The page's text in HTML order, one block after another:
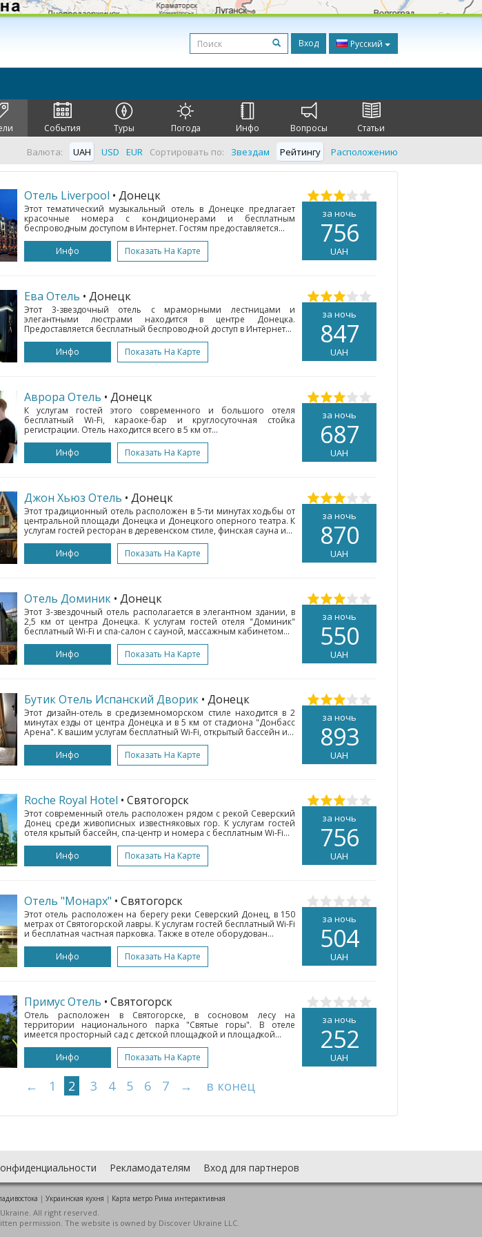
Вход Русский
События Туры Погода Инфо Вопросы Статьи
Сортировать по: Звездам Рейтингу Расположению
Валюта: UAH USD EUR
за ночь
756
UAH
Отель Liverpool • Донецк
Этот тематический музыкальный отель в Донецке предлагает
красочные номера с кондиционерами и бесплатным
беспроводным доступом в Интернет. Гостям предоставляется...
Инфо
Показать На Карте
за ночь
847
UAH
Ева Отель • Донецк
Этот 3-звездочный отель с мраморными лестницами и
элегантными люстрами находится в центре Донецка.
Предоставляется бесплатный беспроводной доступ в Интернет...
Инфо
Показать На Карте
за ночь
687
UAH
Аврора Отель • Донецк
К услугам гостей этого современного и большого отеля
бесплатный Wi-Fi, караоке-бар и круглосуточная стойка
регистрации. Отель находится всего в 5 км от...
Инфо
Показать На Карте
за ночь
870
UAH
Джон Хьюз Отель • Донецк
Этот традиционный отель расположен в 5-ти минутах ходьбы от
центральной площади Донецка и Донецкого оперного театра. К
услугам гостей ресторан в деревенском стиле, финская сауна и...
Инфо
Показать На Карте
за ночь
550
UAH
Отель Доминик • Донецк
Этот 3-звездочный отель располагается в элегантном здании, в
2,5 км от центра Донецка. К услугам гостей отеля "Доминик"
бесплатный Wi-Fi и спа-салон с сауной, массажным кабинетом...
Инфо
Показать На Карте
за ночь
893
UAH
Бутик Отель Испанский Дворик • Донецк
Этот дизайн-отель в средиземноморском стиле находится в 2
минутах езды от центра Донецка и в 5 км от стадиона "Донбасс
Арена". К вашим услугам бесплатный Wi-Fi, открытый бассейн и...
Инфо
Показать На Карте
за ночь
756
UAH
Roche Royal Hotel • Святогорск
Этот современный отель расположен рядом с рекой Северский
Донец среди живописных известняковых гор. К услугам гостей
отеля крытый бассейн, спа-центр и номера с бесплатным Wi-Fi...
Инфо
Показать На Карте
за ночь
504
UAH
Отель "Монарх" • Святогорск
Этот отель расположен на берегу реки Северский Донец, в 150
метрах от Святогорской лавры. К услугам гостей бесплатный Wi-Fi
и бесплатная частная парковка. Также в отеле оборудован...
Инфо
Показать На Карте
за ночь
252
UAH
Примус Отель • Святогорск
Отель расположен в Святогорске, в сосновом лесу на
территории национального парка "Святые горы". В отеле
имеется просторный сад с детской площадкой и площадкой...
Инфо
Показать На Карте
← 1 2 3 4 5 6 7 → в конец
Рекламодателям Вход для партнеров
| Украинская кухня | Карта метро Рима интерактивная
All right reserved.
permission. The website is owned by Discover Ukraine LLC.